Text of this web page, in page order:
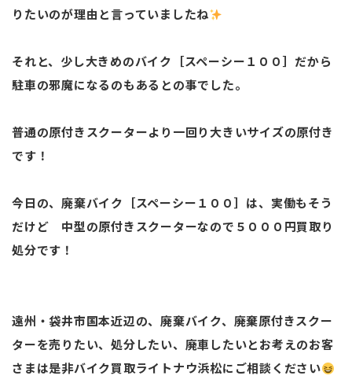
りたいのが理由と言っていましたね
それと、少し大きめのバイク［スペーシー１００］だから
駐車の邪魔になるのもあるとの事でした。
普通の原付きスクーターより一回り大きいサイズの原付き
です！
今日の、廃棄バイク［スペーシー１００］は、実働もそう
だけど 中型の原付きスクーターなので５０００円買取り
処分です！
遠州・袋井市国本近辺の、廃棄バイク、廃棄原付きスクー
ターを売りたい、処分したい、廃車したいとお考えのお客
さまは是非バイク買取ライトナウ浜松にご相談ください